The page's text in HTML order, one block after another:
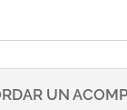
UN